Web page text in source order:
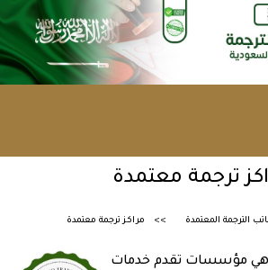
ترجمة معتمدة
الترجمة المعتمدة مراكز ترجمة معتمدة
هي مؤسسات تقدم خدمات